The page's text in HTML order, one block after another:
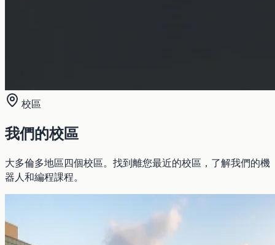
校區
我們的校區
大多倫多地區四個校區。找到離您最近的校區，了解我們的機
器人和編程課程。